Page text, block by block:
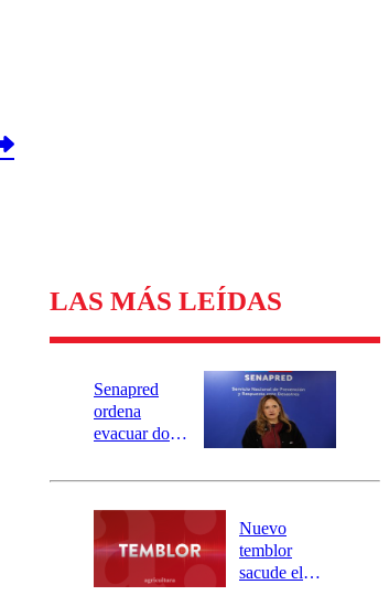
LAS MÁS LEÍDAS
Senapred
ordena
evacuar dos
Carahue por
río Damas:
activa
mensajería
SAE
Nuevo
temblor
sacude el